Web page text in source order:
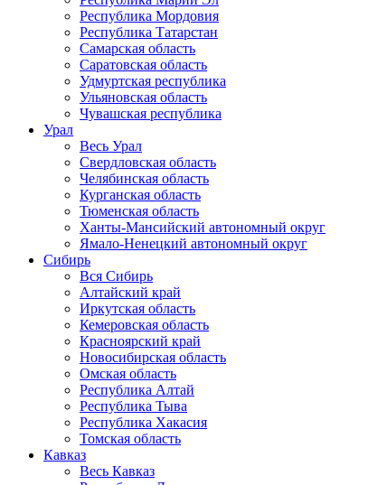
Республика Мордовия
Республика Татарстан
Самарская область
Саратовская область
Удмуртская республика
Ульяновская область
Чувашская республика
Урал
Весь Урал
Свердловская область
Челябинская область
Курганская область
Тюменская область
Ханты-Мансийский автономный округ
Ямало-Ненецкий автономный округ
Сибирь
Вся Сибирь
Алтайский край
Иркутская область
Кемеровская область
Красноярский край
Новосибирская область
Омская область
Республика Алтай
Республика Тыва
Республика Хакасия
Томская область
Кавказ
Весь Кавказ